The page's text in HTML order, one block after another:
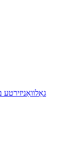
גאַלוואַניזירטע